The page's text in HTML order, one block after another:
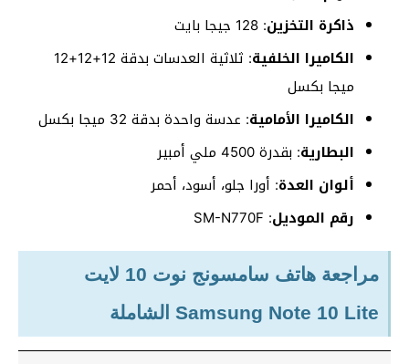
ذاكرة التخزين: 128 جيجا بايت
الكاميرا الخلفية
: ثلاثية العدسات بدقة 12+12+12
ميجا بكسل
الكاميرا الأمامية: عدسة واحدة بدقة 32 ميجا بكسل
البطارية: بقدرة 4500 ملي أمبير
ألوان العدة: أورا جلو، أسود، أحمر
رقم الموديل: SM-N770F
مراجعة هاتف سامسونج نوت 10 لايت
Samsung Note 10 Lite الشاملة